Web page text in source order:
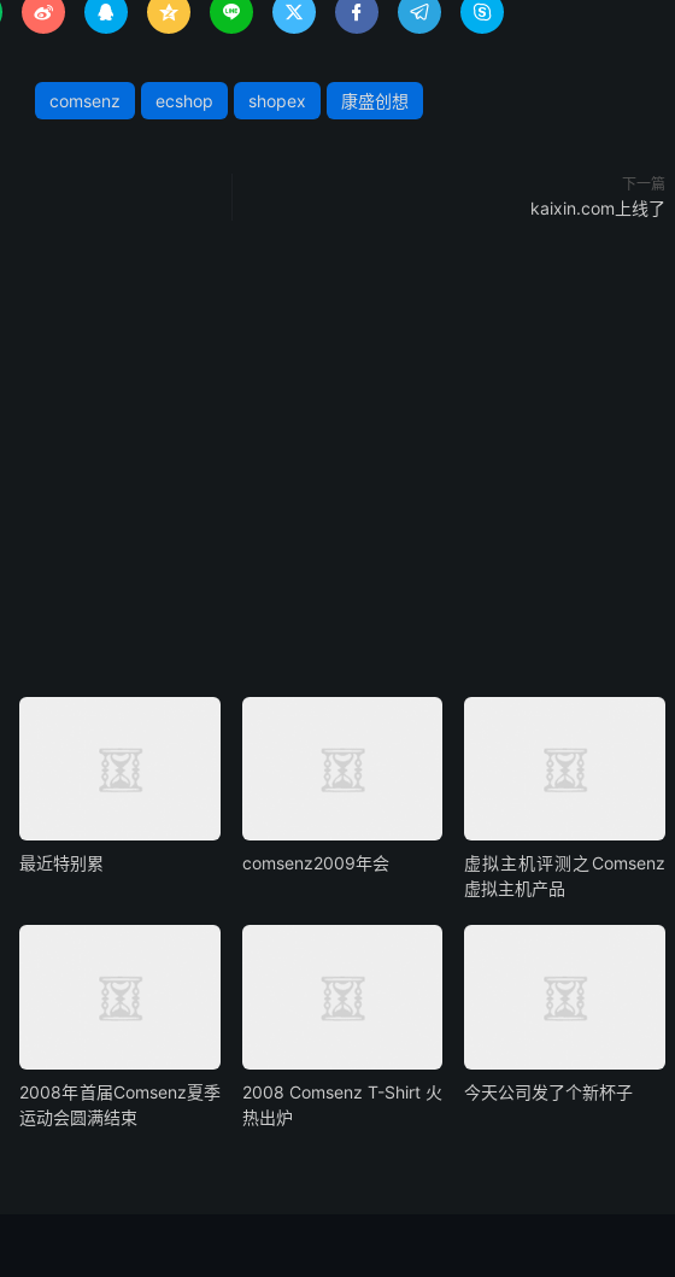
       
comsenz ecshop shopex 康盛创想
下一篇
kaixin.com上线了
最近特别累 comsenz2009年会
虚拟主机评测之Comsenz
虚拟主机产品
2008年首届Comsenz夏季
运动会圆满结束
2008 Comsenz T-Shirt 火
热出炉
今天公司发了个新杯子